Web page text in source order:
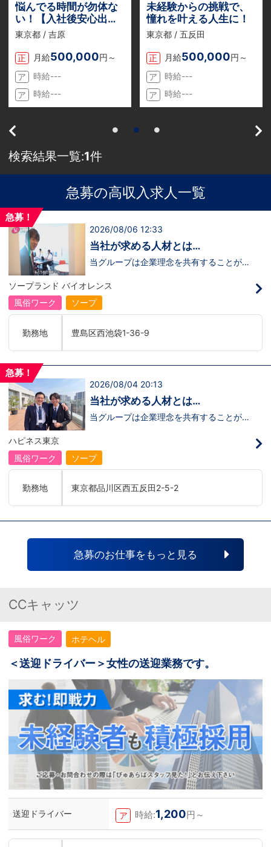
悩んでる時間が勿体な
い！【入社後安心出来
る会社】だから飛び込
なし。
東京都 / 吉原
正 月給500,000円～
ア
時給---
ア
時給---
未経験からの挑戦で、
憧れを叶える人生に！
東京都 / 五反田
正 月給500,000円～
ア
時給---
ア
時給---
検索結果一覧:1件
急募の高収入求人一覧
急募！
2026/08/06 12:33
当社が求める人材とは…
当グループは企業理念を共有することがで
神】を持っている方を求めています。さら
に！『ハピネスグループは、店舗数が増え
ます！！』つまり…【店長/幹部】の空き
枠があるってことです。実際に働いてみ
職者になれない(´;ω;｀)なんて経験はあり
ませんか？？当グループは年功序列ではな
く実力主義です。頑張り次第でいくらでも
のある方には必要な席をしっかりご用意で
入社後、最短で8ヶ月で店長になった先輩
もいます。その先輩のあとにアナタも続き
ませんか！？勿論、男性だけではなく女性
も活躍中。ハピネスグループ初の女性店長
いる会社です。そのため、誰もが安心して
入社・勤務のできる環境なのです。それで
ャルサイトをご覧下さい。
【https://happiness-group.biz/】※お手
数ですがコピー＆ペーストしてURLを開い
他社と比較検討中など。そのような時は1
もしれません。アナタからのご連絡お待ち
しております。
ソープランド バイオレンス
風俗ワーク
ソープ
勤務地 豊島区西池袋1-36-9
急募！
2026/08/04 20:13
当社が求める人材とは…
当グループは企業理念を共有することがで
ます！！』つまり…【店長/幹部】の空き
枠があるってことです。実際に働いてみ
職者になれない(´;ω;｀)なんて経験はあり
ませんか？？当グループは年功序列ではな
く実力主義です。頑張り次第でいくらでも
のある方には必要な席をしっかりご用意で
入社後、最短で8ヶ月で店長になった先輩
もいます。その先輩のあとにアナタも続き
ませんか！？勿論、男性だけではなく女性
も活躍中。ハピネスグループ初の女性店長
もまだ不安だな…と思う方は是非オフィシ
ャルサイトをご覧下さい。
【https://happiness-group.biz/】※お手
数ですがコピー＆ペーストしてURLを開い
ていただければです。応募に迷ってる方や
他社と比較検討中など。そのような時は1
回サイトを見ていただければ何か変わるか
もしれません。アナタからのご連絡お待ち
しております。＜お給料に関して＞月収
500,000円スタート+交通費、家族手当、
禁煙手当、社訓手当、昇給昇格は随時実
施、賞与年4回。最短８カ月で店長昇格の
実績あり。＜待遇＞社会保険、厚生年金、
雇用保険、労災、は入社初日から加入有給
休暇付与、社員旅行やオーダースーツの福
利厚生あり学歴・経歴・資格・年齢・性別
は一切不問。あなたの『これから』に先行
やすいように日々考えて環境を整えていく
のが業務になります。特別な技能は要りま
せん。丁寧さ、誠実さ、笑顔、感謝の気持
ハピネス東京
風俗ワーク
ソープ
勤務地 東京都品川区西五反田2-5-2
急募のお仕事をもっと見る
CCキャッツ
風俗ワーク ホテヘル
＜送迎ドライバー＞女性の送迎業務です。
送迎ドライバー ア 時給:1,200円～